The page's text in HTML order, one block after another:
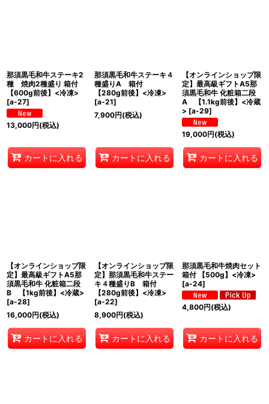
絞り込む
那須黒毛和牛ステーキ2
種 焼肉2種盛り 箱付
【600g前後】<冷凍>
[a-27]
13,000円(税込)
カートに入れる
那須黒毛和牛ステーキ４
種盛りA 箱付
【280g前後】<冷凍>
[a-21]
7,900円(税込)
カートに入れる
【オンラインショップ限
定】最高級ギフトA5那
須黒毛和牛 化粧箱二段
A 【1.1kg前後】<冷蔵
> [a-29]
19,000円(税込)
カートに入れる
【オンラインショップ限
定】最高級ギフトA5那
須黒毛和牛 化粧箱二段
B 【1kg前後】<冷蔵>
[a-28]
16,000円(税込)
カートに入れる
【オンラインショップ限
定】那須黒毛和牛ステー
キ４種盛りB 箱付
【280g前後】<冷凍>
[a-22]
8,900円(税込)
カートに入れる
那須黒毛和牛焼肉セット
箱付 【500g】<冷凍>
[a-24]
4,800円(税込)
カートに入れる